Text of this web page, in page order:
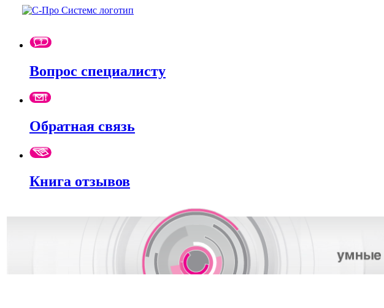
Вопрос специалисту
Обратная связь
Книга отзывов